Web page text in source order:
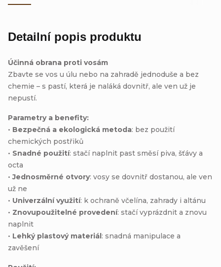
Detailní popis produktu
Účinná obrana proti vosám
Zbavte se vos u úlu nebo na zahradě jednoduše a bez
chemie – s pastí, která je naláká dovnitř, ale ven už je
nepustí.
Parametry a benefity:
• Bezpečná a ekologická metoda: bez použití
chemických postřiků
• Snadné použití: stačí naplnit past směsí piva, šťávy a
octa
•Jednosměrné otvory: vosy se dovnitř dostanou, ale ven
už ne
• Univerzální využití: k ochraně včelína, zahrady i altánu
• Znovupoužitelné provedení: stačí vyprázdnit a znovu
naplnit
• Lehký plastový materiál: snadná manipulace a
zavěšení